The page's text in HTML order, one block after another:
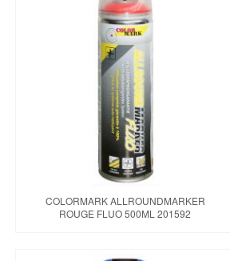
COLORMARK ALLROUNDMARKER
ROUGE FLUO 500ML 201592